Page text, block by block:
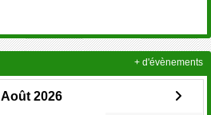
Août 2026
+ d'évènements